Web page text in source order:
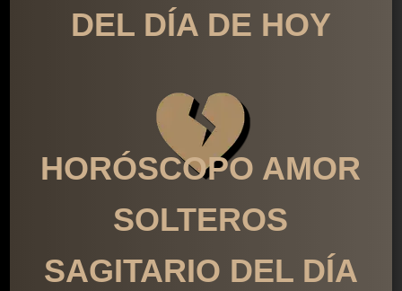
DEL DÍA DE HOY
HORÓSCOPO AMOR
SOLTEROS
SAGITARIO DEL DÍA